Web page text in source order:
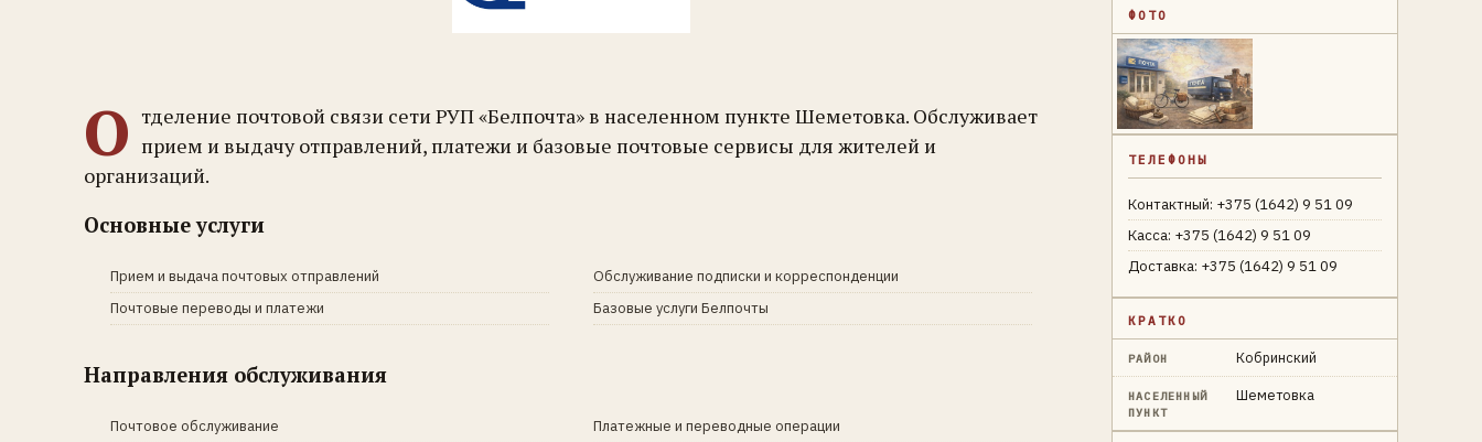
О тделение почтовой связи сети РУП «Белпочта» в населенном пункте Шеметовка. Обслуживает
прием и выдачу отправлений, платежи и базовые почтовые сервисы для жителей и
организаций.
Основные услуги
Прием и выдача почтовых отправлений
Почтовые переводы и платежи
Обслуживание подписки и корреспонденции
Базовые услуги Белпочты
Направления обслуживания
Почтовое обслуживание
Платежные и переводные операции
ФОТО
ТЕЛЕФОНЫ
Контактный: +375 (1642) 9 51 09
Касса: +375 (1642) 9 51 09
Доставка: +375 (1642) 9 51 09
КРАТКО
РАЙОН Кобринский
НАСЕЛЕННЫЙ
ПУНКТ
Шеметовка